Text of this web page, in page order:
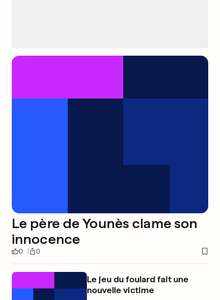
Le père de Younès clame son
innocence
0 0
Le jeu du foulard fait une
nouvelle victime